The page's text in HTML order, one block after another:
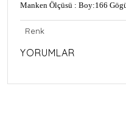
Manken Ölçüsü : Boy:166
Renk
YORUMLAR